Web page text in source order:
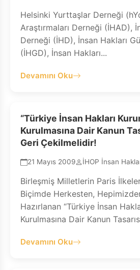
Helsinki Yurttaşlar Derneği
Araştırmaları Derneği (İHAD),
Derneği (İHD), İnsan Hakları
(İHGD), İnsan Hakları...
Devamını Oku
“Türkiye İnsan Hakları
Kurulmasına Dair Kanun
Geri Çekilmelidir!
21 Mayıs 2009 İHOP İnsan
Birleşmiş Milletlerin Paris
Biçimde Herkesten,
Hazırlanan “Türkiye İnsan
Kurulmasına Dair Kanun
Devamını Oku